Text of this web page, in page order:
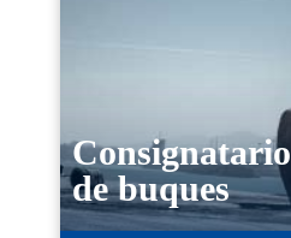
Consignatario
de buques